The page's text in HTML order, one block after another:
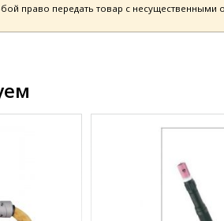
право передать товар с